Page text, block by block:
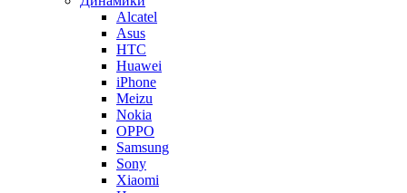
Alcatel
Asus
HTC
Huawei
iPhone
Meizu
Nokia
OPPO
Samsung
Sony
Xiaomi